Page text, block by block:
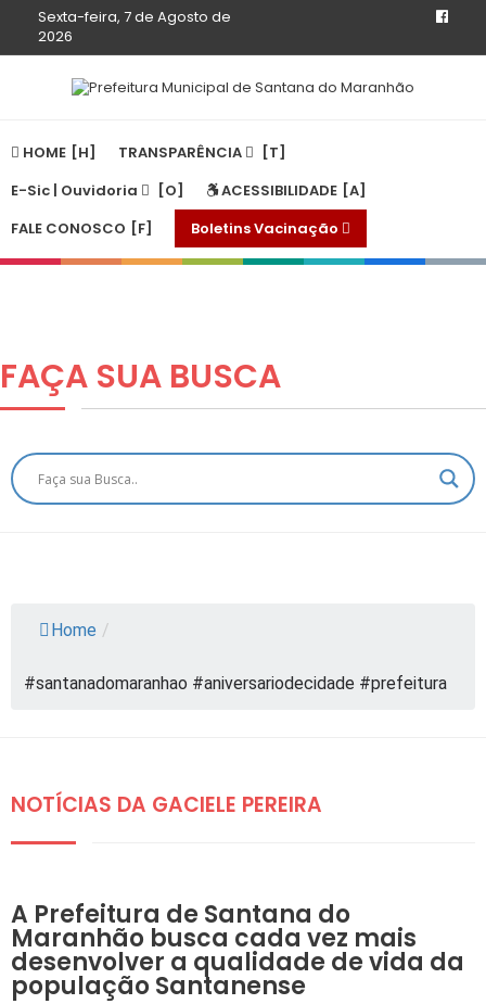
Sexta-feira, 7 de Agosto de
2026
HOME
TRANSPARÊNCIA
E-Sic | Ouvidoria
ACESSIBILIDADE
FALE CONOSCO
Boletins Vacinação
FAÇA SUA BUSCA
Home /
#santanadomaranhao #aniversariodecidade #prefeitura
NOTÍCIAS DA GACIELE PEREIRA
A Prefeitura de Santana do
Maranhão busca cada vez mais
desenvolver a qualidade de vida da
população Santanense